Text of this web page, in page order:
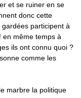
et se ruiner en se
donc cette
participent à
en même temps à
ils ont connu quoi ?
comme les
marbre la politique